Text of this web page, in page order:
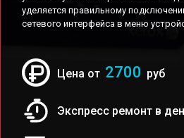
уделяется правильному
сетевого интерфейса в меню
Цена от 2700 руб
Экспресс ремонт в